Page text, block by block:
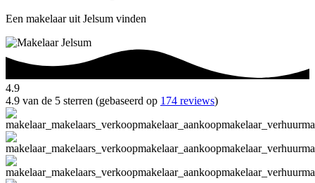
Een makelaar uit Jelsum vinden
4.9
4.9 van de 5 sterren (gebaseerd op 174 reviews)